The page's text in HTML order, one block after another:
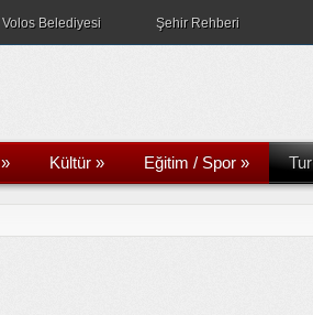
Volos Belediyesi Şehir Rehberi
» Kültür » Eğitim / Spor »